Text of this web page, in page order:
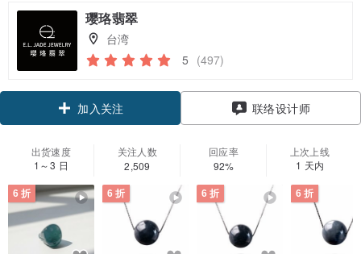
璎珞翡翠
台湾
5 (497)
加入关注
联络设计师
出货速度
1～3 日
关注人数
2,509
回应率
92%
上次上线
1 天内
6 折 6 折 6 折 6 折